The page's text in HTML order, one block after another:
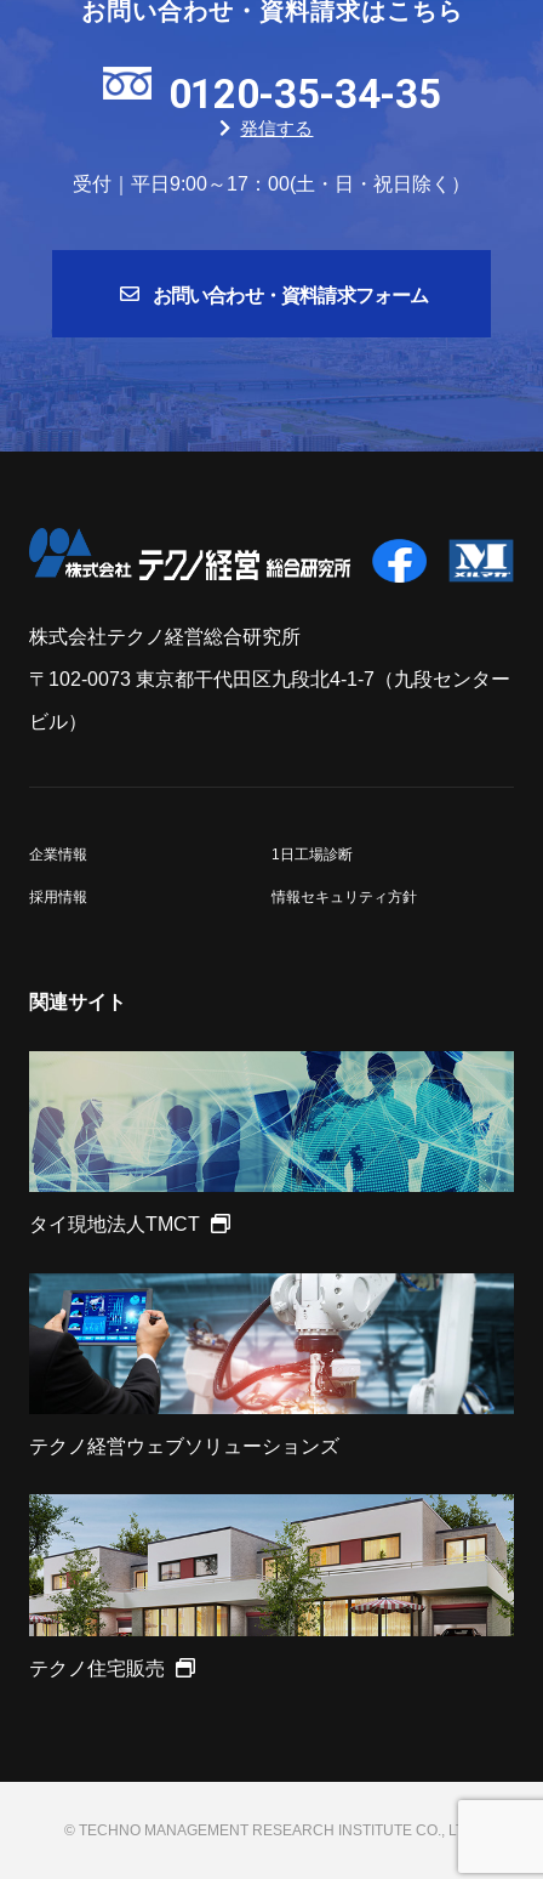
お問い合わせ・資料請求はこちら
0120-35-34-35
発信する
受付｜平日9:00～17：00(土・日・祝日除く）
お問い合わせ・資料請求フォーム
株式会社テクノ経営総合研究所
〒102-0073 東京都干代田区九段北4-1-7（九段センター
ビル）
企業情報 1日工場診断
採用情報 情報セキュリティ方針
関連サイト
タイ現地法人TMCT
テクノ経営ウェブソリューションズ
テクノ住宅販売
© TECHNO MANAGEMENT RESEARCH INSTITUTE CO., LTD.